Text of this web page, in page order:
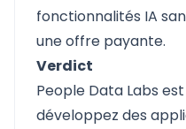
fonctionnalités IA
une offre payante.
Verdict
People Data Labs
développez des